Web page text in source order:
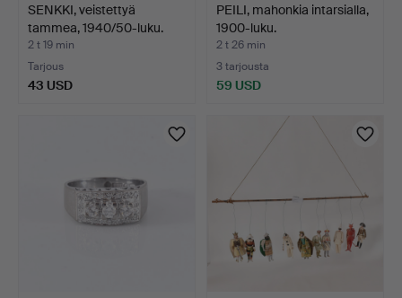
SENKKI, veistettyä
tammea, 1940/50-luku.
2 t 19 min
Tarjous
43 USD
PEILI, mahonkia intarsialla,
1900-luku.
2 t 26 min
3 tarjousta
59 USD